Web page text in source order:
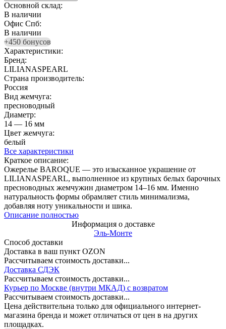
Основной склад:
В наличии
Офис Спб:
В наличии
+450 бонусов
Характеристики:
Бренд:
LILIANASPEARL
Страна производитель:
Россия
Вид жемчуга:
пресноводный
Диаметр:
14 — 16 мм
Цвет жемчуга:
белый
Все характеристики
Краткое описание:
Ожерелье BAROQUE — это изысканное украшение от
LILIANASPEARL, выполненное из крупных белых барочных
пресноводных жемчужин диаметром 14–16 мм. Именно
натуральность формы обрамляет стиль минимализма,
добавляя ноту уникальности и шика.
Описание полностью
Информация о доставке
Эль-Монте
Способ доставки
Доставка в ваш пункт OZON
Рассчитываем стоимость доставки...
Доставка СДЭК
Рассчитываем стоимость доставки...
Курьер по Москве (внутри МКАД) с возвратом
Рассчитываем стоимость доставки...
Цена действительна только для официального интернет-
магазина бренда и может отличаться от цен в на других
площадках.